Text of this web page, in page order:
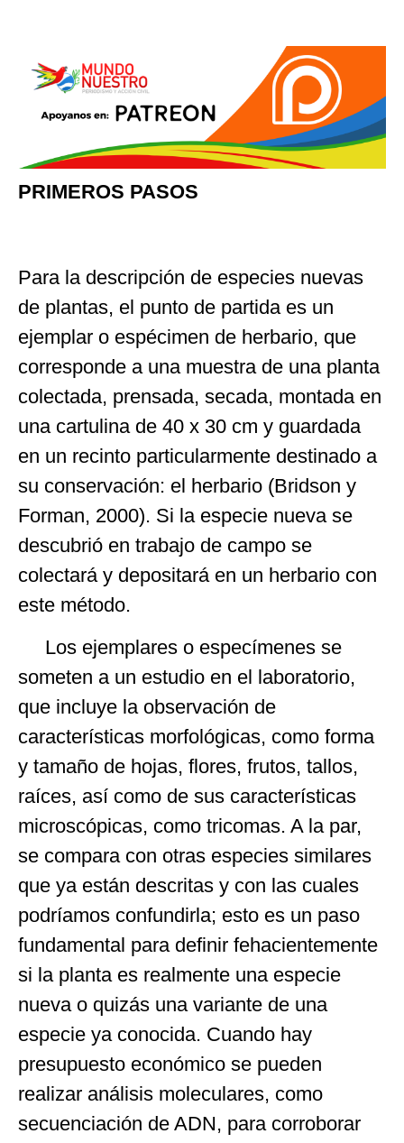
PRIMEROS PASOS
Para la descripción de especies nuevas
de plantas, el punto de partida es un
ejemplar o espécimen de herbario, que
corresponde a una muestra de una planta
colectada, prensada, secada, montada en
una cartulina de 40 x 30 cm y guardada
en un recinto particularmente destinado a
su conservación: el herbario (Bridson y
Forman, 2000). Si la especie nueva se
descubrió en trabajo de campo se
colectará y depositará en un herbario con
este método.
Los ejemplares o especímenes se
someten a un estudio en el laboratorio,
que incluye la observación de
características morfológicas, como forma
y tamaño de hojas, flores, frutos, tallos,
raíces, así como de sus características
microscópicas, como tricomas. A la par,
se compara con otras especies similares
que ya están descritas y con las cuales
podríamos confundirla; esto es un paso
fundamental para definir fehacientemente
si la planta es realmente una especie
nueva o quizás una variante de una
especie ya conocida. Cuando hay
presupuesto económico se pueden
realizar análisis moleculares, como
secuenciación de ADN, para corroborar